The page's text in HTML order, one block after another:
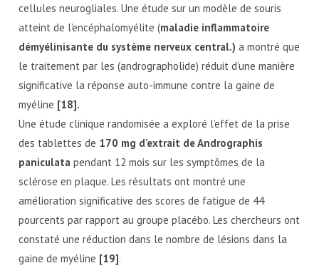
cellules neurogliales. Une étude sur un modèle de souris
atteint de l’encéphalomyélite (maladie inflammatoire
démyélinisante du système nerveux central.) a montré que
le traitement par les (andrographolide) réduit d’une manière
significative la réponse auto-immune contre la gaine de
myéline [18].
Une étude clinique randomisée a exploré l’effet de la prise
des tablettes de 170 mg d’extrait de Andrographis
paniculatapendant 12 mois sur les symptômes de la
sclérose en plaque. Les résultats ont montré une
amélioration significative des scores de fatigue de 44
pourcents par rapport au groupe placébo. Les chercheurs ont
constaté une réduction dans le nombre de lésions dans la
gaine de myéline [19].